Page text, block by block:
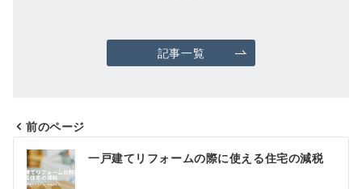
記事一覧
投
稿
前のページ
一戸建てリフォームの際に使える住宅の減税